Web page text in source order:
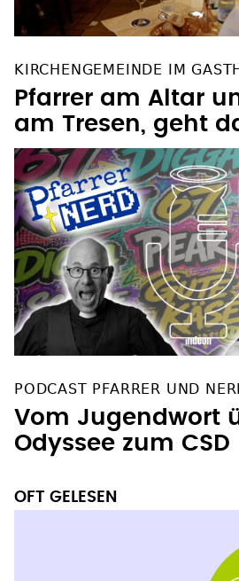
KIRCHENGEMEINDE IM
Pfarrer am Altar
am Tresen, geht
PODCAST PFARRER UND
Vom Jugendwort
Odyssee zum CSD
OFT GELESEN